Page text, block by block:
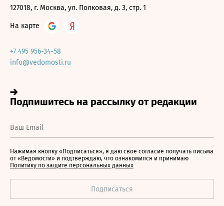
127018, г. Москва, ул. Полковая, д. 3, стр. 1
На карте
+7 495 956-34-58
info@vedomosti.ru
Нажимая кнопку «Подписаться», я даю свое согласие получать письма
от «Ведомости» и подтверждаю, что ознакомился и принимаю
Политику по защите персональных данных